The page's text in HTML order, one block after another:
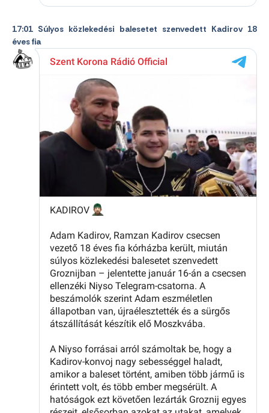
17:01 Súlyos közlekedési balesetet szenvedett Kadirov 18
éves fia